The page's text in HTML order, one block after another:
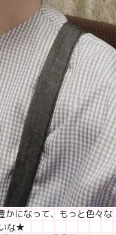
かになって、もっと色々な
な★